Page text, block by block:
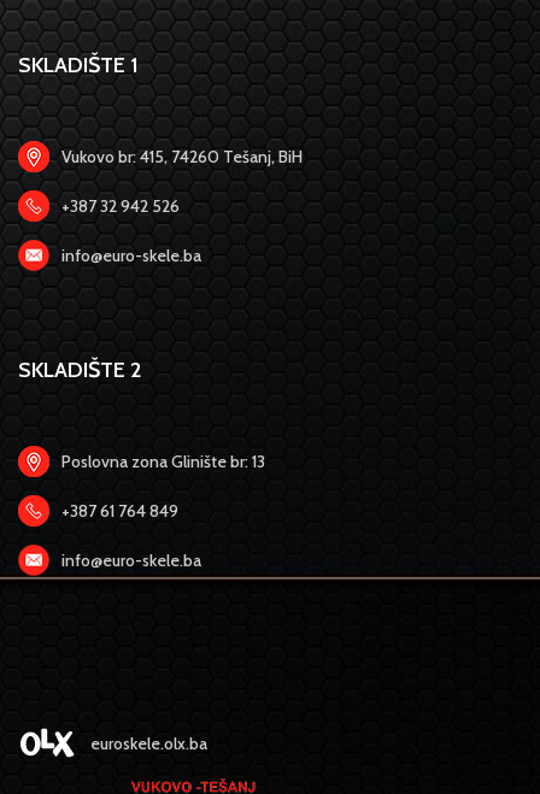
SKLADIŠTE 1
Vukovo br: 415, 74260 Tešanj, BiH
+387 32 942 526
info@euro-skele.ba
SKLADIŠTE 2
Poslovna zona Glinište br: 13
+387 61 764 849
info@euro-skele.ba
euroskele.olx.ba